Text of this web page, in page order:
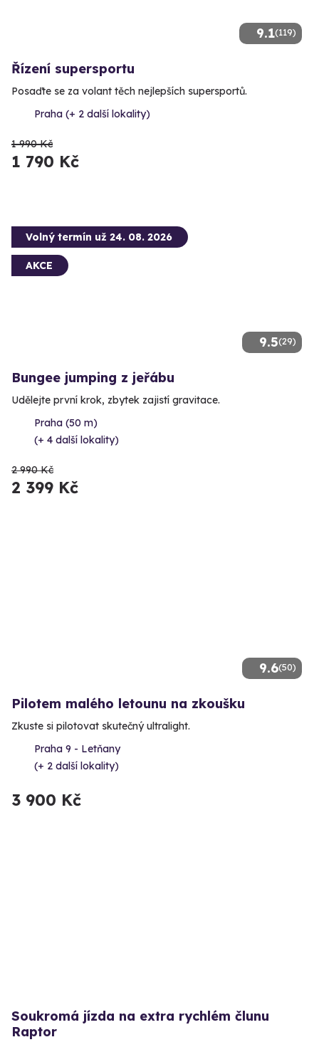
9.1(119)
Řízení supersportu
Posaďte se za volant těch nejlepších supersportů.
Praha (+ 2 další lokality)
1 990 Kč
1 790 Kč
9.5(29)
Volný termín už 24. 08. 2026
AKCE
Bungee jumping z jeřábu
Udělejte první krok, zbytek zajistí gravitace.
Praha (50 m)
(+ 4 další lokality)
2 990 Kč
2 399 Kč
9.6(50)
Pilotem malého letounu na zkoušku
Zkuste si pilotovat skutečný ultralight.
Praha 9 - Letňany
(+ 2 další lokality)
3 900 Kč
Soukromá jízda na extra rychlém člunu
Raptor